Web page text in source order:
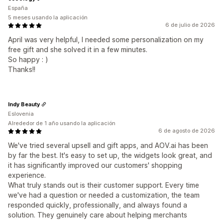
6 de julio de 2026
April was very helpful, I needed some personalization on my
free gift and she solved it in a few minutes.
So happy : )
Thanks!!
España
5 meses usando la aplicación
6 de agosto de 2026
We've tried several upsell and gift apps, and AOV.ai has been
by far the best. It's easy to set up, the widgets look great, and
it has significantly improved our customers' shopping
experience.
What truly stands out is their customer support. Every time
we've had a question or needed a customization, the team
responded quickly, professionally, and always found a
solution. They genuinely care about helping merchants
Indy Beauty
Eslovenia
Alrededor de 1 año usando la aplicación